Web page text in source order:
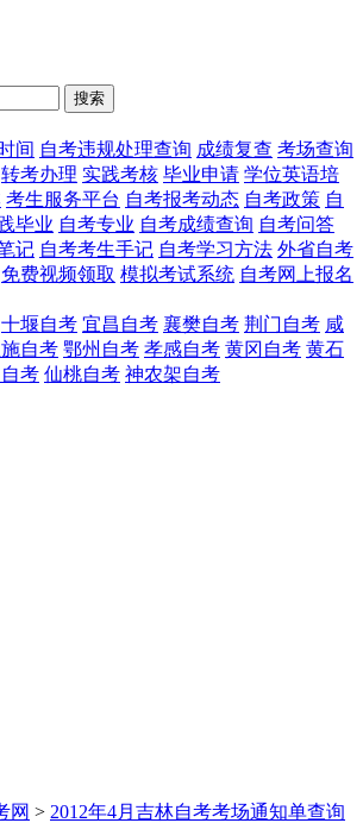
搜索
间 自考违规处理查询 成绩复查 考场查询
转考办理 实践考核 毕业申请 学位英语培
考生服务平台 自考报考动态 自考政策 自
毕业 自考专业 自考成绩查询 自考问答
记 自考考生手记 自考学习方法 外省自考
免费视频领取 模拟考试系统 自考网上报名
十堰自考 宜昌自考 襄樊自考 荆门自考 咸
自考 鄂州自考 孝感自考 黄冈自考 黄石
考 仙桃自考 神农架自考
网 > 2012年4月吉林自考考场通知单查询